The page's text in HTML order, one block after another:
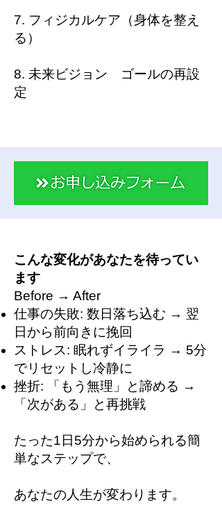
7. フィジカルケア（身体を整え
る）
8. 未来ビジョン ゴールの再設
定
こんな変化があなたを待ってい
ます
Before → After
仕事の失敗: 数日落ち込む → 翌
日から前向きに挽回
ストレス: 眠れずイライラ → 5分
でリセットし冷静に
挫折: 「もう無理」と諦める →
「次がある」と再挑戦
たった1日5分から始められる簡
単なステップで、
あなたの人生が変わります。